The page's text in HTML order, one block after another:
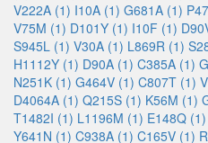
V222A (1) I10A (1) G681A (1)
V75M (1) D101Y (1) I10F (1)
S945L (1) V30A (1) L869R (1)
H1112Y (1) D90A (1) C385A (1)
N251K (1) G464V (1) C807T (1)
D4064A (1) Q215S (1) K56M (1)
T1482I (1) L1196M (1) E148Q (1)
Y641N (1) C938A (1) C165V (1)